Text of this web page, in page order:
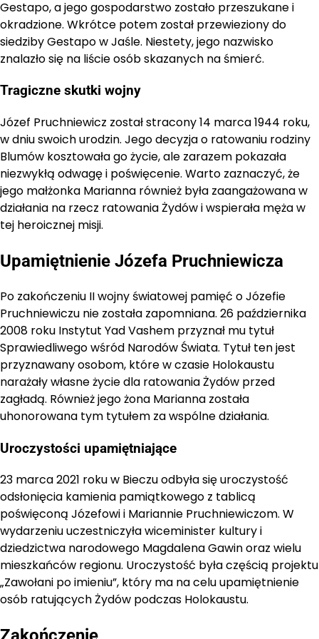
Gestapo, a jego gospodarstwo zostało przeszukane i
okradzione. Wkrótce potem został przewieziony do
siedziby Gestapo w Jaśle. Niestety, jego nazwisko
znalazło się na liście osób skazanych na śmierć.
Tragiczne skutki wojny
Józef Pruchniewicz został stracony 14 marca 1944 roku,
w dniu swoich urodzin. Jego decyzja o ratowaniu rodziny
Blumów kosztowała go życie, ale zarazem pokazała
niezwykłą odwagę i poświęcenie. Warto zaznaczyć, że
jego małżonka Marianna również była zaangażowana w
działania na rzecz ratowania Żydów i wspierała męża w
tej heroicznej misji.
Upamiętnienie Józefa Pruchniewicza
Po zakończeniu II wojny światowej pamięć o Józefie
Pruchniewiczu nie została zapomniana. 26 października
2008 roku Instytut Yad Vashem przyznał mu tytuł
Sprawiedliwego wśród Narodów Świata. Tytuł ten jest
przyznawany osobom, które w czasie Holokaustu
narażały własne życie dla ratowania Żydów przed
zagładą. Również jego żona Marianna została
uhonorowana tym tytułem za wspólne działania.
Uroczystości upamiętniające
23 marca 2021 roku w Bieczu odbyła się uroczystość
odsłonięcia kamienia pamiątkowego z tablicą
poświęconą Józefowi i Mariannie Pruchniewiczom. W
wydarzeniu uczestniczyła wiceminister kultury i
dziedzictwa narodowego Magdalena Gawin oraz wielu
mieszkańców regionu. Uroczystość była częścią projektu
„Zawołani po imieniu”, który ma na celu upamiętnienie
osób ratujących Żydów podczas Holokaustu.